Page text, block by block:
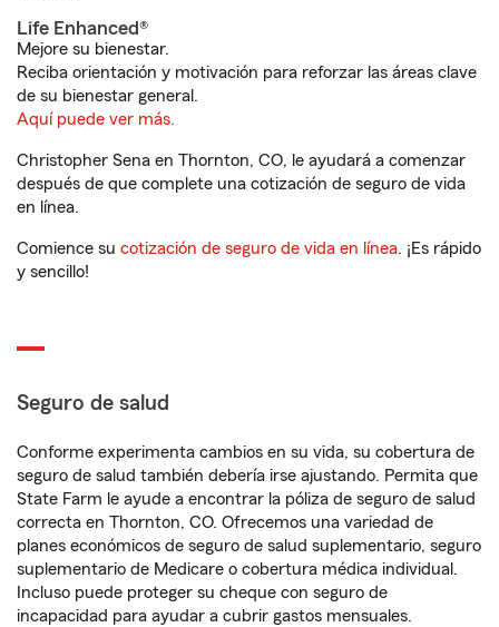
Life Enhanced®
Mejore su bienestar.
Reciba orientación y motivación para reforzar las áreas clave
de su bienestar general.
Aquí puede ver más.
Christopher Sena en Thornton, CO, le ayudará a comenzar
después de que complete una cotización de seguro de vida
en línea.
Comience su cotización de seguro de vida en línea. ¡Es rápido
y sencillo!
Seguro de salud
Conforme experimenta cambios en su vida, su cobertura de
seguro de salud también debería irse ajustando. Permita que
State Farm le ayude a encontrar la póliza de seguro de salud
correcta en Thornton, CO. Ofrecemos una variedad de
planes económicos de seguro de salud suplementario, seguro
suplementario de Medicare o cobertura médica individual.
Incluso puede proteger su cheque con seguro de
incapacidad para ayudar a cubrir gastos mensuales.